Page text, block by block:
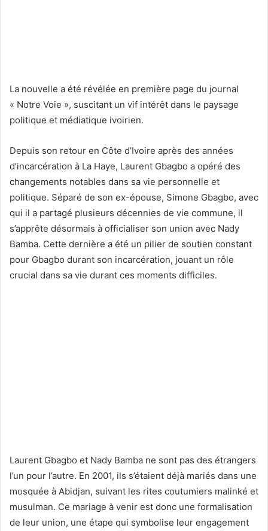
La nouvelle a été révélée en première page du journal
« Notre Voie », suscitant un vif intérêt dans le paysage
politique et médiatique ivoirien.
Depuis son retour en Côte d’Ivoire après des années
d’incarcération à La Haye, Laurent Gbagbo a opéré des
changements notables dans sa vie personnelle et
politique. Séparé de son ex-épouse, Simone Gbagbo, avec
qui il a partagé plusieurs décennies de vie commune, il
s’apprête désormais à officialiser son union avec Nady
Bamba. Cette dernière a été un pilier de soutien constant
pour Gbagbo durant son incarcération, jouant un rôle
crucial dans sa vie durant ces moments difficiles.
Laurent Gbagbo et Nady Bamba ne sont pas des étrangers
l’un pour l’autre. En 2001, ils s’étaient déjà mariés dans une
mosquée à Abidjan, suivant les rites coutumiers malinké et
musulman. Ce mariage à venir est donc une formalisation
de leur union, une étape qui symbolise leur engagement